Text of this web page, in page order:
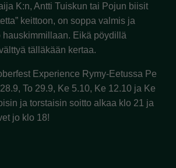
K:n, Antti Tuiskun tai Pojun biisit
keittoon, on soppa valmis ja
hauskimmillaan. Eikä pöydillä
tälläkään kertaa.
Experience Rymy-Eetussa Pe
To 29.9, Ke 5.10, Ke 12.10 ja Ke
ja torstaisin soitto alkaa klo 21 ja
jo klo 18!